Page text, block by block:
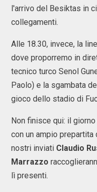
l'arrivo del Besiktas in
collegamenti.
Alle 18.30, invece, la
dove proporremo in
tecnico turco Senol
Paolo) e la sgambata
gioco dello stadio di
Non finisce qui: il
con un ampio
nostri inviati Claudio
Marrazzo
lì presenti.